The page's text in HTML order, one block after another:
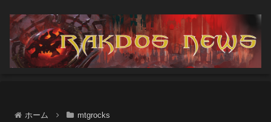
ホーム mtgrocks